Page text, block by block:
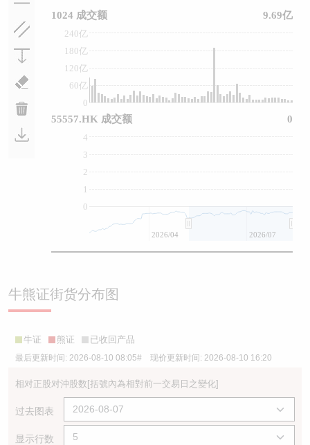
0
60亿
120亿
180亿
240亿
0
1
2
3
4
2026/04 2026/07
1024 成交额 9.69亿
55557.HK 成交额 0
牛熊证街货分布图
牛证 熊证 已收回产品
最后更新时间: 2026-08-10 08:05# 现价更新时间: 2026-08-10 16:20
相对正股对沖股数[括號內為相對前一交易日之變化]
过去图表
显示行数